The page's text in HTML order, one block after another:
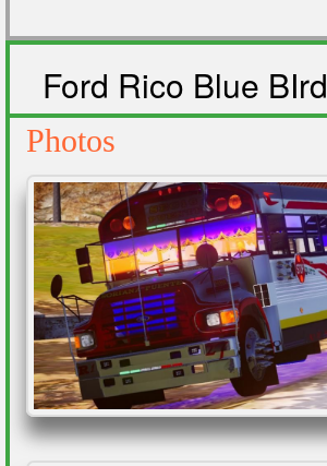
Ford Rico Blue BIrd
Photos